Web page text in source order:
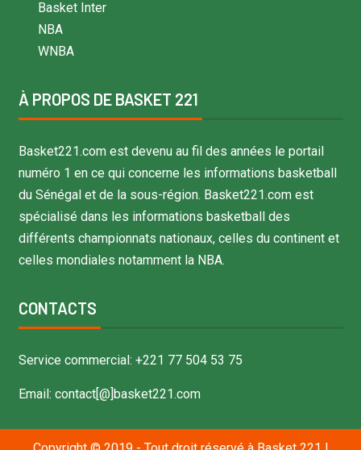
Basket Inter
NBA
WNBA
À PROPOS DE BASKET 221
Basket221.com est devenu au fil des années le portail
numéro 1 en ce qui concerne les informations basketball
du Sénégal et de la sous-région. Basket221.com est
spécialisé dans les informations basketball des
différents championnats nationaux, celles du continent et
celles mondiales notamment la NBA.
CONTACTS
Service commercial: +221 77 504 53 75
Email: contact[@]basket221.com